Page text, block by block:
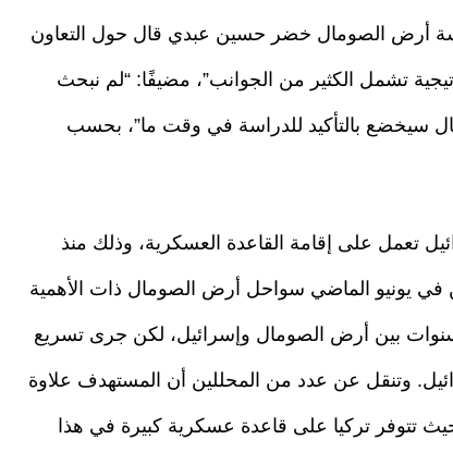
أرض الصومال خضر حسين عبدي قال حول التعاون
تشمل الكثير من الجوانب”، مضيفًا: “لم نبحث
سيخضع بالتأكيد للدراسة في وقت ما”، بحسب
تعمل على إقامة القاعدة العسكرية، وذلك منذ
في يونيو الماضي سواحل أرض الصومال ذات الأهمية
سنوات بين أرض الصومال وإسرائيل، لكن جرى تسريع
وتنقل عن عدد من المحللين أن المستهدف علاوة
تتوفر تركيا على قاعدة عسكرية كبيرة في هذا